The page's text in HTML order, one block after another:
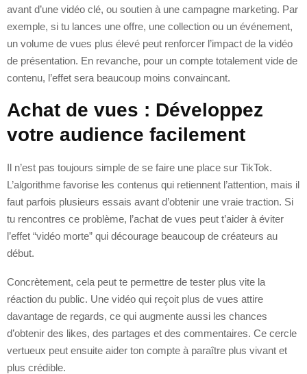
avant d’une vidéo clé, ou soutien à une campagne marketing. Par
exemple, si tu lances une offre, une collection ou un événement,
un volume de vues plus élevé peut renforcer l’impact de la vidéo
de présentation. En revanche, pour un compte totalement vide de
contenu, l’effet sera beaucoup moins convaincant.
Achat de vues : Développez
votre audience facilement
Il n’est pas toujours simple de se faire une place sur TikTok.
L’algorithme favorise les contenus qui retiennent l’attention, mais il
faut parfois plusieurs essais avant d’obtenir une vraie traction. Si
tu rencontres ce problème, l’achat de vues peut t’aider à éviter
l’effet “vidéo morte” qui décourage beaucoup de créateurs au
début.
Concrètement, cela peut te permettre de tester plus vite la
réaction du public. Une vidéo qui reçoit plus de vues attire
davantage de regards, ce qui augmente aussi les chances
d’obtenir des likes, des partages et des commentaires. Ce cercle
vertueux peut ensuite aider ton compte à paraître plus vivant et
plus crédible.